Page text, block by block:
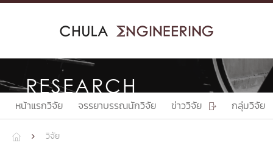
Skip
RESEARCH
หน้าแรกวิจัย จรรยาบรรณนักวิจัย ข่าววิจัย  กลุ่มวิจัย
  วิจัย